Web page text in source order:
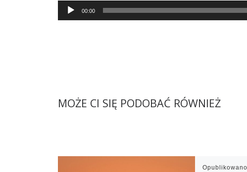
Audio
Player
00:00
MOŻE CI SIĘ PODOBAĆ RÓWNIEŻ
Opublikowano